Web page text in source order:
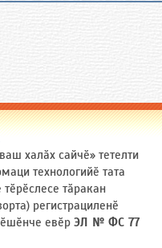
халӑх сайчӗ» тетелти
технологийӗ тата
тӑракан
регистрациленӗ
евӗр ЭЛ № ФС 77